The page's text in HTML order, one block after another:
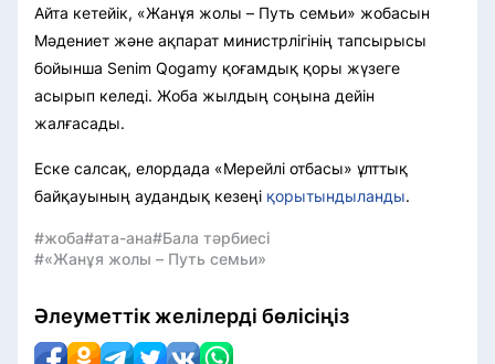
Айта кетейік, «Жанұя жолы – Путь семьи» жобасын
Мәдениет және ақпарат министрлігінің тапсырысы
бойынша Senim Qogamy қоғамдық қоры жүзеге
асырып келеді. Жоба жылдың соңына дейін
жалғасады.
Еске салсақ, елордада «Мерейлі отбасы» ұлттық
байқауының аудандық кезеңі қорытындыланды.
#жоба#ата-ана#Бала тәрбиесі
#«Жанұя жолы – Путь семьи»
Әлеуметтік желілерді бөлісіңіз